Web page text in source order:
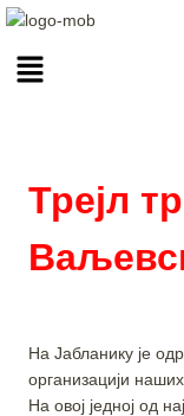
Трејл
На Јабланику је
организацији
На овој једној од